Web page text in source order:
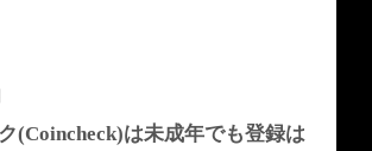
(Coincheck)は未成年でも登録は